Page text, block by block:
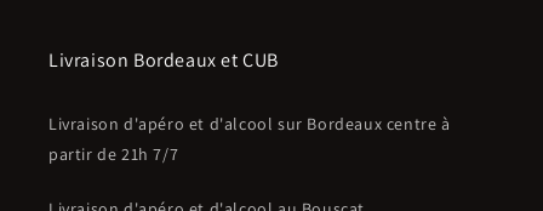
Livraison Bordeaux et CUB
Livraison d'apéro et d'alcool sur Bordeaux centre à
partir de 21h 7/7